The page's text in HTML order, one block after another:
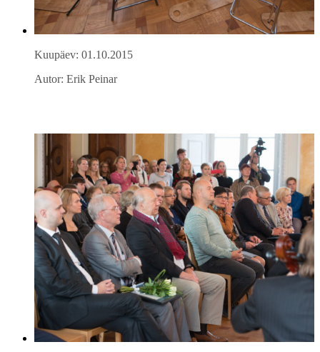
Kuupäev: 01.10.2015
Autor: Erik Peinar